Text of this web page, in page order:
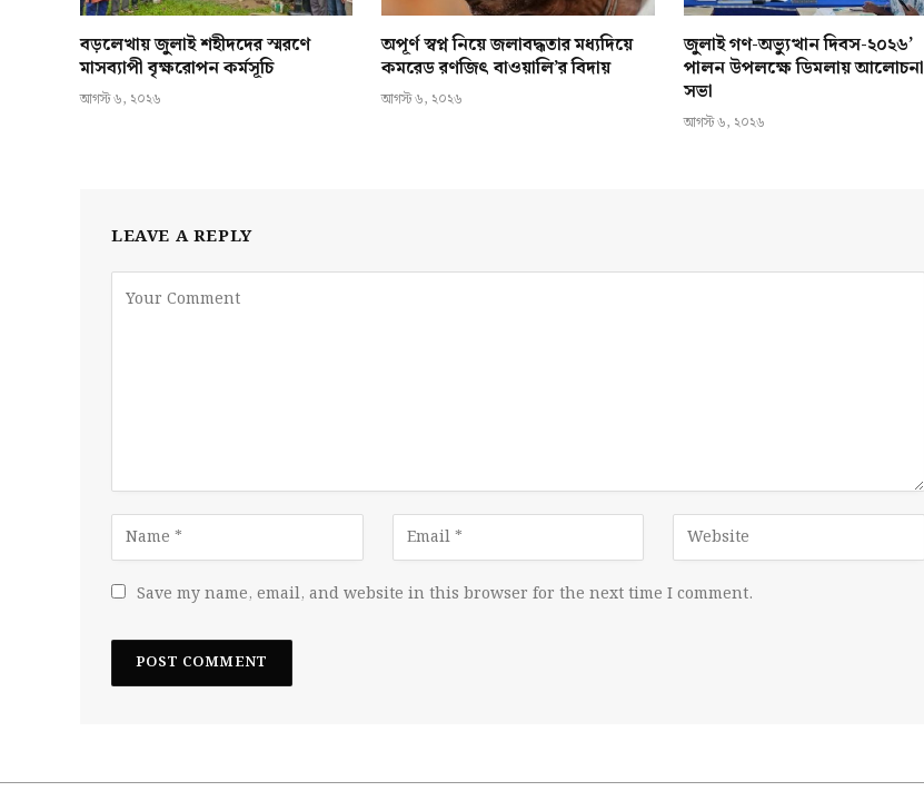
বড়লেখায় জুলাই শহীদদের স্মরণে
মাসব্যাপী বৃক্ষরোপন কর্মসূচি
আগস্ট ৬, ২০২৬
অপূর্ণ স্বপ্ন নিয়ে জলাবদ্ধতার মধ্যদিয়ে
কমরেড রণজিৎ বাওয়ালি’র বিদায়
আগস্ট ৬, ২০২৬
জুলাই গণ-অভ্যুত্থান দিবস-২০২৬’
পালন উপলক্ষে ডিমলায় আলোচনা
সভা
আগস্ট ৬, ২০২৬
LEAVE A REPLY
Save my name, email, and website in this browser for the next time I comment.